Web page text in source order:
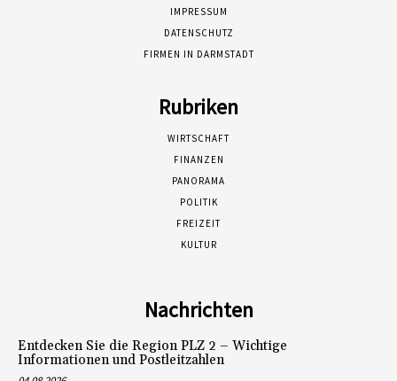
IMPRESSUM
DATENSCHUTZ
FIRMEN IN DARMSTADT
Rubriken
WIRTSCHAFT
FINANZEN
PANORAMA
POLITIK
FREIZEIT
KULTUR
Nachrichten
Entdecken Sie die Region PLZ 2 – Wichtige
Informationen und Postleitzahlen